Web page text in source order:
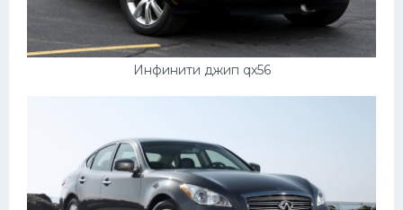
Инфинити джип qx56